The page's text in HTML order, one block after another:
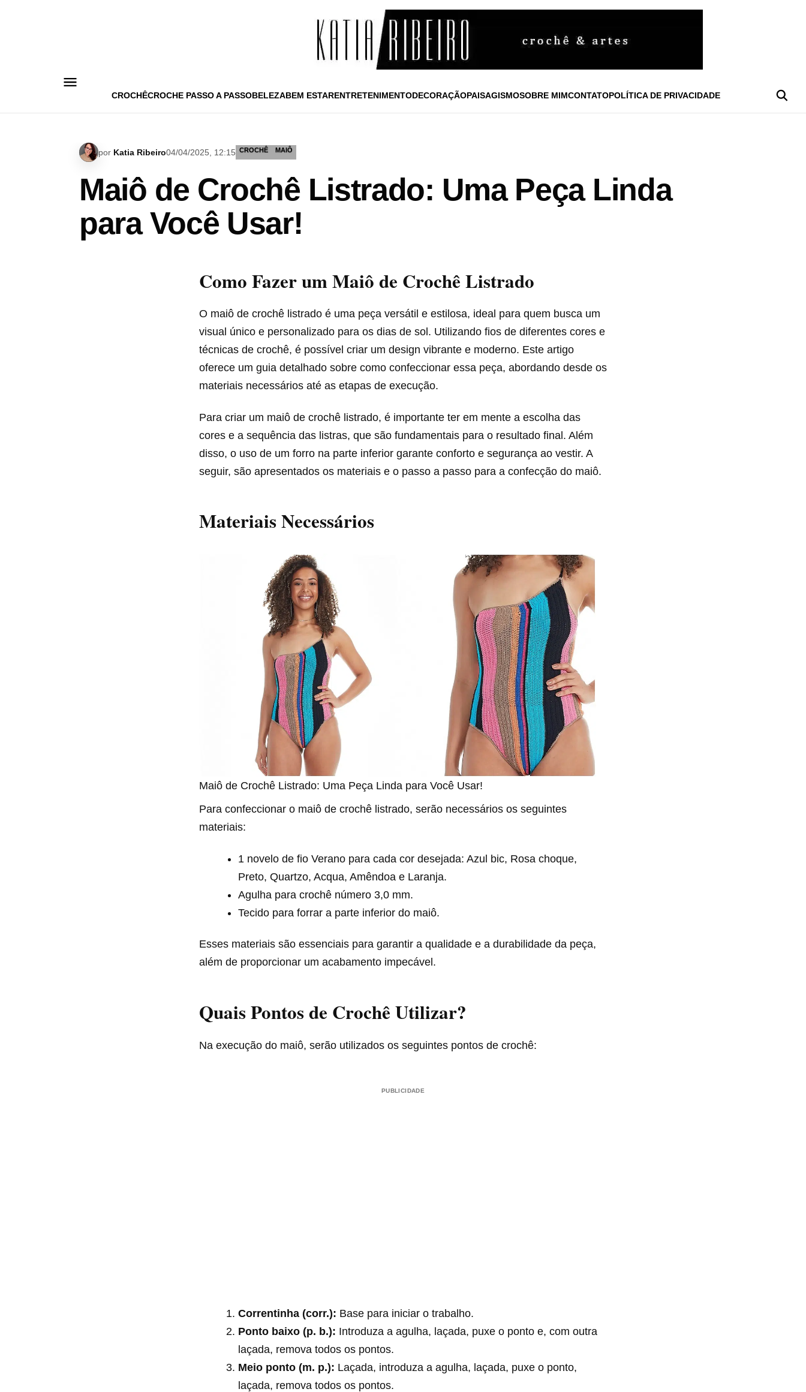
CROCHÊCROCHE PASSO A PASSOBELEZABEM ESTARENTRETENIMENTODECORAÇÃOPAISAGISMOSOBRE MIMCONTATOPOLÍTICA DE PRIVACIDADE
por Katia Ribeiro04/04/2025, 12:15 CROCHÊ MAIÔ
Maiô de Crochê Listrado: Uma Peça Linda
para Você Usar!
Como Fazer um Maiô de Crochê Listrado
O maiô de crochê listrado é uma peça versátil e estilosa, ideal para quem busca um
visual único e personalizado para os dias de sol. Utilizando fios de diferentes cores e
técnicas de crochê, é possível criar um design vibrante e moderno. Este artigo
oferece um guia detalhado sobre como confeccionar essa peça, abordando desde os
materiais necessários até as etapas de execução.
Para criar um maiô de crochê listrado, é importante ter em mente a escolha das
cores e a sequência das listras, que são fundamentais para o resultado final. Além
disso, o uso de um forro na parte inferior garante conforto e segurança ao vestir. A
seguir, são apresentados os materiais e o passo a passo para a confecção do maiô.
Materiais Necessários
Maiô de Crochê Listrado: Uma Peça Linda para Você Usar!
Para confeccionar o maiô de crochê listrado, serão necessários os seguintes
materiais:
1 novelo de fio Verano para cada cor desejada: Azul bic, Rosa choque,
Preto, Quartzo, Acqua, Amêndoa e Laranja.
Agulha para crochê número 3,0 mm.
Tecido para forrar a parte inferior do maiô.
Esses materiais são essenciais para garantir a qualidade e a durabilidade da peça,
além de proporcionar um acabamento impecável.
Quais Pontos de Crochê Utilizar?
Na execução do maiô, serão utilizados os seguintes pontos de crochê:
PUBLICIDADE
Correntinha (corr.): Base para iniciar o trabalho.
Ponto baixo (p. b.): Introduza a agulha, laçada, puxe o ponto e, com outra
laçada, remova todos os pontos.
Meio ponto (m. p.): Laçada, introduza a agulha, laçada, puxe o ponto,
laçada, remova todos os pontos.